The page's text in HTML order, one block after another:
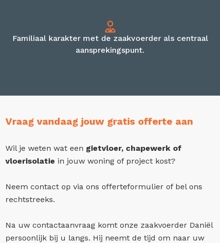
Familiaal karakter met de zaakvoerder als centraal
aansprekingspunt.
Vraag vandaag jouw gratis offerte aan
Wil je weten wat een gietvloer, chapewerk of
vloerisolatie in jouw woning of project kost?
Neem contact op via ons offerteformulier of bel ons
rechtstreeks.
Na uw contactaanvraag komt onze zaakvoerder Daniël
persoonlijk bij u langs. Hij neemt de tijd om naar uw